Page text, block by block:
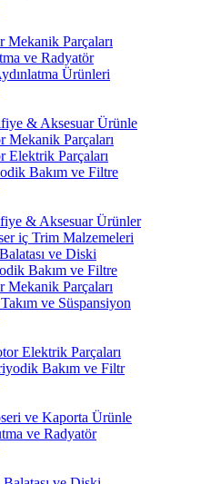
Mekanik Parçaları
ve Radyatör
Ürünleri
& Aksesuar Ürünle
Mekanik Parçaları
Elektrik Parçaları
Bakım ve Filtre
& Aksesuar Ürünler
iç Trim Malzemeleri
ve Diski
Bakım ve Filtre
Parçaları
ve Süspansiyon
Elektrik Parçaları
Bakım ve Filtr
ve Kaporta Ürünle
ve Radyatör